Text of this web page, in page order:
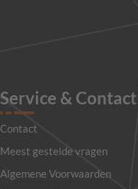
Service & Contact
Contact
Meest gestelde vragen
Algemene Voorwaarden